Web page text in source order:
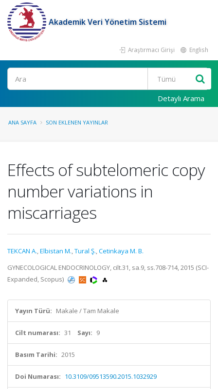
Akademik Veri Yönetim Sistemi
Araştırmacı Girişi English
Ara
Detaylı Arama
ANA SAYFA SON EKLENEN YAYINLAR
Effects of subtelomeric copy
number variations in
miscarriages
TEKCAN A.,Elbistan M.,Tural Ş.,Cetinkaya M. B.
GYNECOLOGICAL ENDOCRINOLOGY, cilt.31, sa.9, ss.708-714, 2015 (SCI-
Expanded, Scopus)
Yayın Türü: Makale / Tam Makale
Cilt numarası: 31 Sayı: 9
Basım Tarihi: 2015
Doi Numarası: 10.3109/09513590.2015.1032929